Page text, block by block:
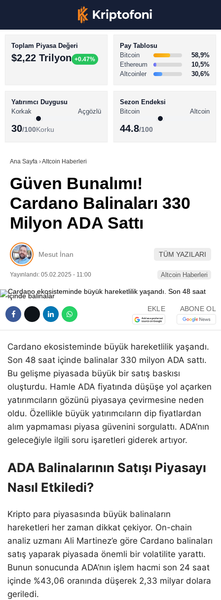
TikTok
Telegram
BİTCOİN HABERLERİ
ALTCOİN HABERLERİ
SÖZLÜK
Toplam Piyasa Değeri
$2,22 Trilyon +0.47%
Pay Tablosu
Bitcoin
58,9%
Ethereum
10,5%
Altcoinler
30,6%
Yatırımcı Duygusu
Korkak
Açgözlü
30/100Korku
Sezon Endeksi
Bitcoin
Altcoin
44.8/100
Ana Sayfa ›Altcoin Haberleri
Güven Bunalımı!
Cardano Balinaları 330
Milyon ADA Sattı
Mesut İnan TÜM YAZILARI
Yayınlandı: 05.02.2025 - 11:00 Altcoin Haberleri
EKLE ABONE OL
Cardano ekosisteminde büyük hareketlilik yaşandı.
Son 48 saat içinde balinalar 330 milyon ADA sattı.
Bu gelişme piyasada büyük bir satış baskısı
oluşturdu. Hamle ADA fiyatında düşüşe yol açarken
yatırımcıların gözünü piyasaya çevirmesine neden
oldu. Özellikle büyük yatırımcıların dip fiyatlardan
alım yapmaması piyasa güvenini sorgulattı. ADA’nın
geleceğiyle ilgili soru işaretleri giderek artıyor.
ADA Balinalarının Satışı Piyasayı
Nasıl Etkiledi?
Kripto para piyasasında büyük balinaların
hareketleri her zaman dikkat çekiyor. On-chain
analiz uzmanı Ali Martinez’e göre Cardano balinaları
satış yaparak piyasada önemli bir volatilite yarattı.
Bunun sonucunda ADA’nın işlem hacmi son 24 saat
içinde %43,06 oranında düşerek 2,33 milyar dolara
geriledi.